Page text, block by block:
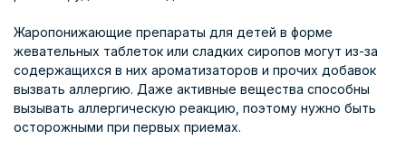
Жаропонижающие препараты для детей в форме
жевательных таблеток или сладких сиропов могут из-за
содержащихся в них ароматизаторов и прочих добавок
вызвать аллергию. Даже активные вещества способны
вызывать аллергическую реакцию, поэтому нужно быть
осторожными при первых приемах.